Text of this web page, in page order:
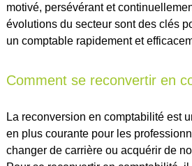
motivé, persévérant et
évolutions du secteur sont des clés
un comptable rapidement et
Comment se reconvertir en
La reconversion en comptabilité est
en plus courante pour les
changer de carrière ou acquérir de